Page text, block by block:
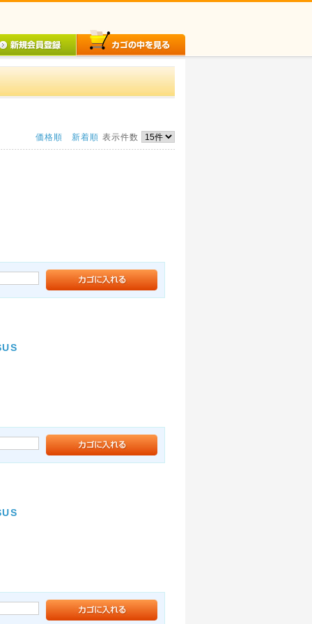
価格順 新着順 表示件数